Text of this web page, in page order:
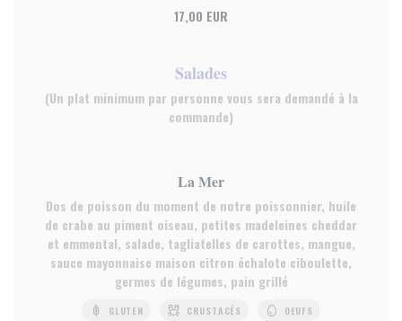
17,00 EUR
Salades
(Un plat minimum par personne vous sera demandé à la
commande)
La Mer
Dos de poisson du moment de notre poissonnier, huile
de crabe au piment oiseau, petites madeleines cheddar
et emmental, salade, tagliatelles de carottes, mangue,
sauce mayonnaise maison citron échalote ciboulette,
germes de légumes, pain grillé
GLUTEN CRUSTACÉS OEUFS